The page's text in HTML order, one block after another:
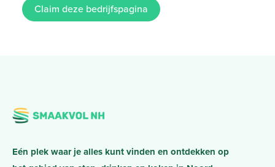
Claim deze bedrijfspagina
Eén plek waar je alles kunt vinden en ontdekken op